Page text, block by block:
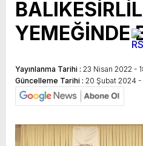
YEMEĞİNDE
Yayınlanma Tarihi : 23 Nisan 2022 -
Güncelleme Tarihi : 20 Şubat 2024 -